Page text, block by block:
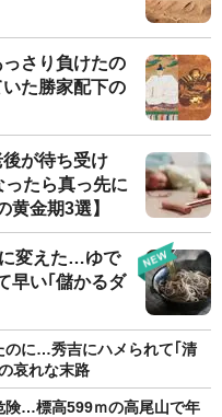
さり負けたの
た勝家配下の
が待ち受け
たら真っ先に
黄金期3選】
変えた…ゆで
早い｢儲かるダ
のに…秀吉にハメられて｢清
哀れな末路
険…標高599ｍの高尾山で年